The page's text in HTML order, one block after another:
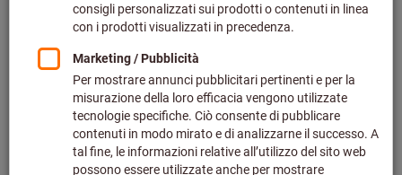
Nel carrello
Tempo di consegna stimato: 2-3 settimane